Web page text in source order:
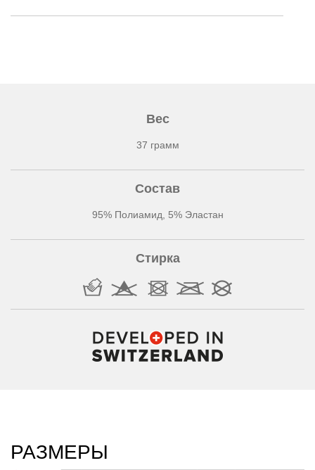
Вес
37 грамм
Состав
95% Полиамид, 5% Эластан
Стирка
РАЗМЕРЫ